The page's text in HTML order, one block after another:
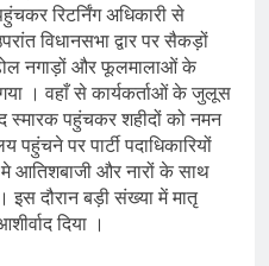
रिटर्निंग अधिकारी से
विधानसभा द्वार पर सैकड़ों
ढोल नगाड़ों और फूलमालाओं के
। वहाँ से कार्यकर्ताओं के जुलूस
स्मारक पहुंचकर शहीदों को नमन
पर पार्टी पदाधिकारियों
मे आतिशबाजी और नारों के साथ
इस दौरान बड़ी संख्या में मातृ
दिया ।